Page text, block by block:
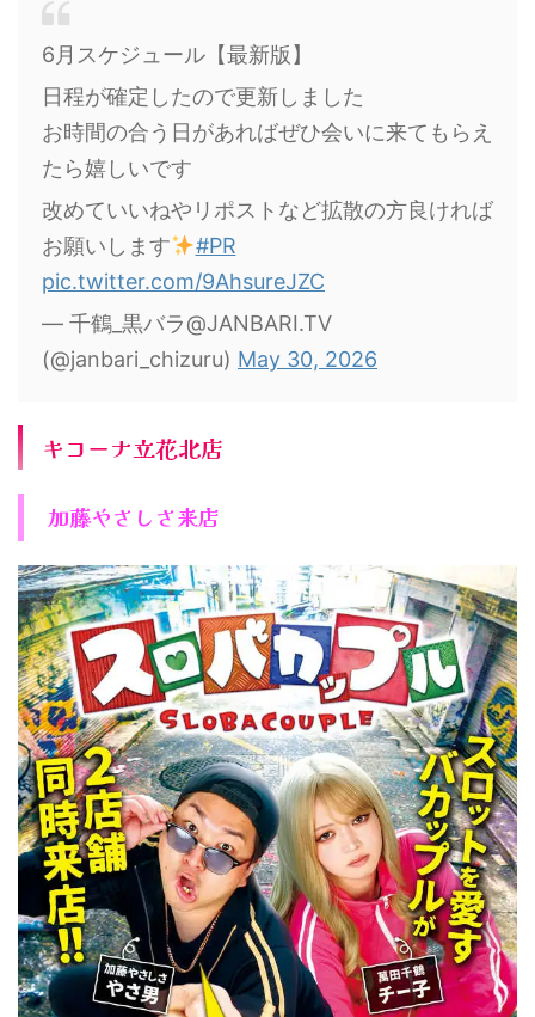
6月スケジュール️【最新版】
日程が確定したので更新しました
お時間の合う日があればぜひ会いに来てもらえ
たら嬉しいです
改めていいねやリポストなど拡散の方良ければ
お願いします
#PR
pic.twitter.com/9AhsureJZC
— 千鶴_黒バラ@JANBARI.TV
(@janbari_chizuru) May 30, 2026
キコーナ立花北店
加藤やさしさ来店